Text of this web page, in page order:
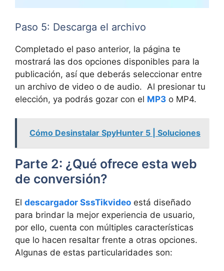
Paso 5: Descarga el archivo
Completado el paso anterior, la página te
mostrará las dos opciones disponibles para la
publicación, así que deberás seleccionar entre
un archivo de video o de audio. Al presionar tu
elección, ya podrás gozar con el MP3 o MP4.
Cómo Desinstalar SpyHunter 5 | Soluciones
Parte 2: ¿Qué ofrece esta web
de conversión?
El descargador SssTikvideo está diseñado
para brindar la mejor experiencia de usuario,
por ello, cuenta con múltiples características
que lo hacen resaltar frente a otras opciones.
Algunas de estas particularidades son: